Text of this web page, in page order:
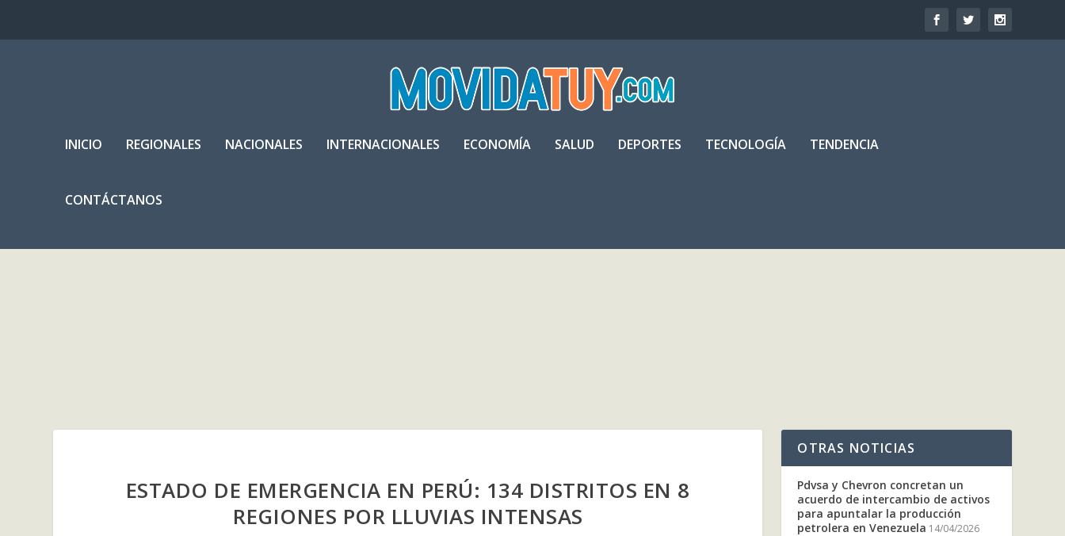
INICIO REGIONALES NACIONALES INTERNACIONALES ECONOMÍA SALUD DEPORTES TECNOLOGÍA TENDENCIA
CONTÁCTANOS
ESTADO DE EMERGENCIA EN PERÚ: 134 DISTRITOS EN 8
REGIONES POR LLUVIAS INTENSAS
OTRAS NOTICIAS
Pdvsa y Chevron concretan un
acuerdo de intercambio de activos
para apuntalar la producción
petrolera en Venezuela 14/04/2026